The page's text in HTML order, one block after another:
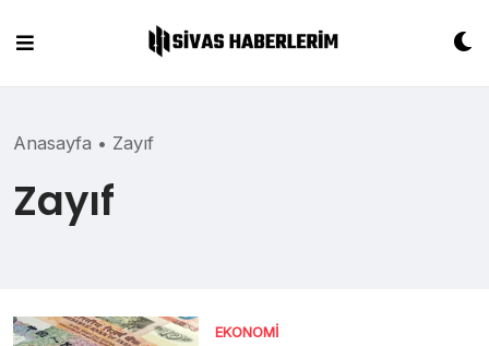
content
Anasayfa • Zayıf
Zayıf
EKONOMI